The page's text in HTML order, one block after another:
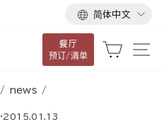
语
言
简体中文
餐厅
预订/清单
大车
/ news /
·2015.01.13